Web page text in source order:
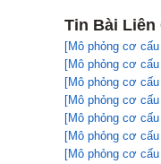
Tin Bài Liên
[Mô phỏng cơ
[Mô phỏng cơ
[Mô phỏng cơ
[Mô phỏng cơ
[Mô phỏng cơ
[Mô phỏng cơ
[Mô phỏng cơ